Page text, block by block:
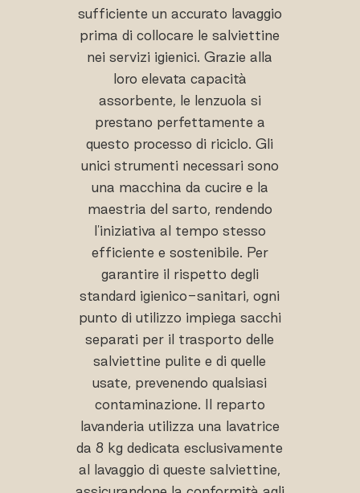
sufficiente un accurato lavaggio
prima di collocare le salviettine
nei servizi igienici. Grazie alla
loro elevata capacità
assorbente, le lenzuola si
prestano perfettamente a
questo processo di riciclo. Gli
unici strumenti necessari sono
una macchina da cucire e la
maestria del sarto, rendendo
l'iniziativa al tempo stesso
efficiente e sostenibile. Per
garantire il rispetto degli
standard igienico-sanitari, ogni
punto di utilizzo impiega sacchi
separati per il trasporto delle
salviettine pulite e di quelle
usate, prevenendo qualsiasi
contaminazione. Il reparto
lavanderia utilizza una lavatrice
da 8 kg dedicata esclusivamente
al lavaggio di queste salviettine,